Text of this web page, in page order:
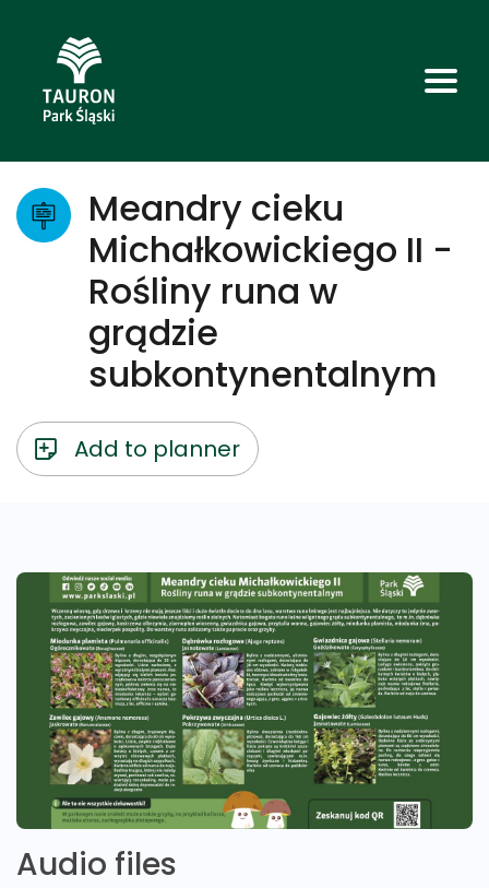
Meandry cieku
Michałkowickiego II -
Rośliny runa w
grądzie
subkontynentalnym
Add to planner
Audio files